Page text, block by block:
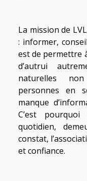
La mission de
: informer,
est de permettre
d’autrui
naturelles
personnes en
manque
C’est
quotidien,
constat,
et confiance.